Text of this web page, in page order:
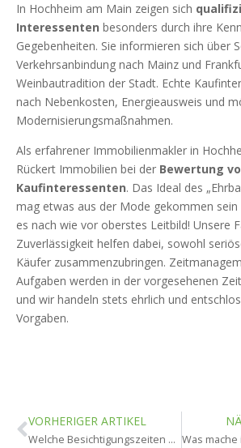
In Hochheim am Main zeigen sich
Interessenten besonders durch ihre
Gegebenheiten. Sie informieren sich über
Verkehrsanbindung nach Mainz und
Weinbautradition der Stadt. Echte
nach Nebenkosten, Energieausweis und
Modernisierungsmaßnahmen.
Als erfahrener Immobilienmakler in
Rückert Immobilien bei der Bewertung
Kaufinteressenten. Das Ideal des
mag etwas aus der Mode gekommen
es nach wie vor oberstes Leitbild! Unsere
Zuverlässigkeit helfen dabei, sowohl
Käufer zusammenzubringen.
Aufgaben werden in der vorgesehenen
und wir handeln stets ehrlich und
Vorgaben.
VORHERIGER ARTIKEL
Welche Besichtigungszeiten sind in Hochheim optimal?